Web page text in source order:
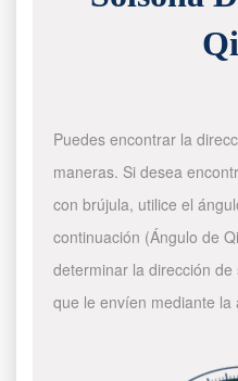
Puedes encontrar la
maneras. Si desea
con brújula, utilice el
continuación (Ángulo de
determinar la dirección
que le envíen mediante la